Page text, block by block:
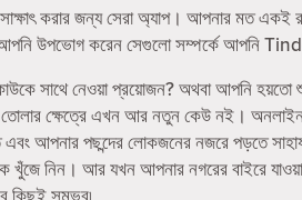
করার জন্য সেরা অ্যাপ। আপনার মত
আপনি উপভোগ করেন সেগুলো সম্পর্কে আপনি
সাথে নেওয়া প্রয়োজন? অথবা আপনি
তোলার ক্ষেত্রে এখন আর নতুন কেউ নই।
আপনার পছন্দের লোকজনের নজরে পড়তে
খুঁজে নিন। আর যখন আপনার নগরের বাইরে